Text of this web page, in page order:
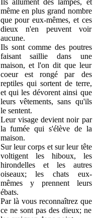
même en plus grand nombre
que pour eux-mêmes, et ces
dieux n'en peuvent voir
aucune.
Ils sont comme des poutres
faisant saillie dans une
maison, et l'on dit que leur
coeur est rongé par des
reptiles qui sortent de terre,
et qui les dévorent ainsi que
leurs vêtements, sans qu'ils
le sentent.
Leur visage devient noir par
la fumée qui s'élève de la
maison.
Sur leur corps et sur leur tête
voltigent les hiboux, les
hirondelles et les autres
oiseaux; les chats eux-
mêmes y prennent leurs
ébats.
Par là vous reconnaîtrez que
ce ne sont pas des dieux; ne